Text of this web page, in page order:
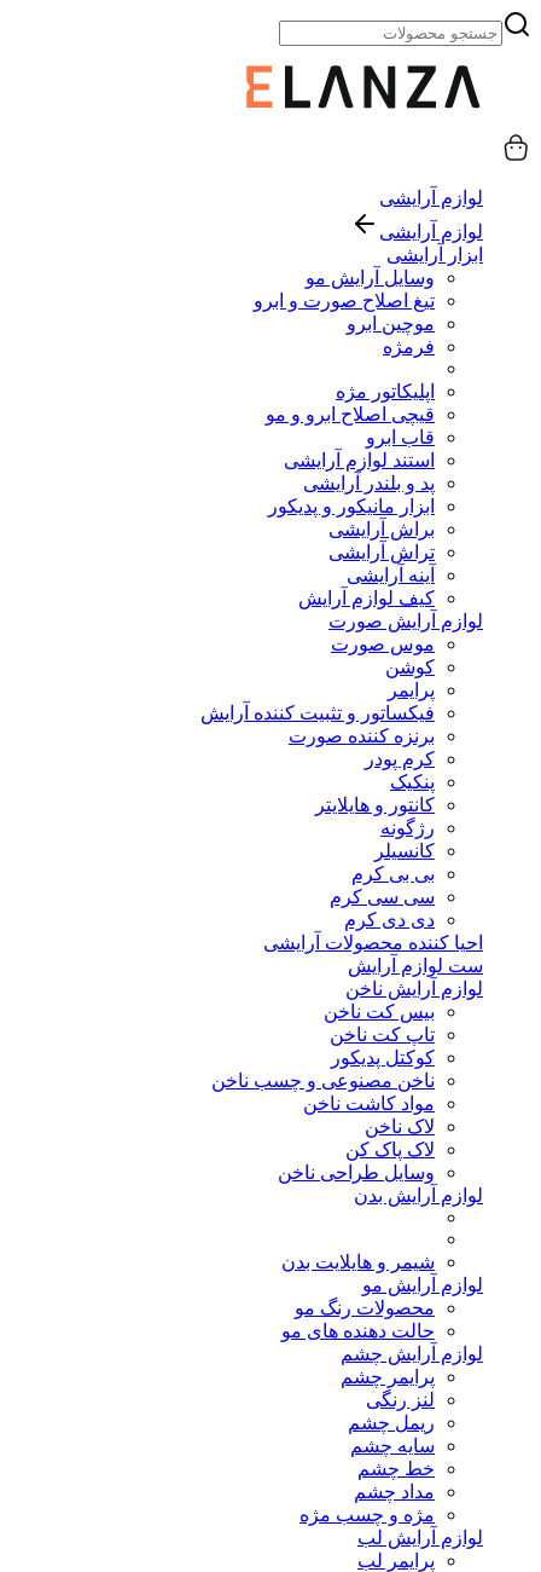
لوازم آرایشی
لوازم آرایشی
ابزار آرایشی
وسایل آرایش مو
تیغ اصلاح صورت و ابرو
موچین ابرو
فرمژه
اپلیکاتور مژه
قیچی اصلاح ابرو و مو
قاب ابرو
استند لوازم آرایشی
پد و بلندر آرایشی
ابزار مانیکور و پدیکور
براش آرایشی
تراش آرایشی
آینه آرایشی
کیف لوازم آرایش
لوازم آرایش صورت
موس صورت
کوشن
پرایمر
فیکساتور و تثبیت کننده آرایش
برنزه کننده صورت
کرم پودر
پنکیک
کانتور و هایلایتر
رژگونه
کانسیلر
بی بی کرم
سی سی کرم
دی دی کرم
احیا کننده محصولات آرایشی
ست لوازم آرایش
لوازم آرایش ناخن
بیس کت ناخن
تاپ کت ناخن
کوکتل پدیکور
ناخن مصنوعی و چسب ناخن
مواد کاشت ناخن
لاک ناخن
لاک پاک کن
وسایل طراحی ناخن
لوازم آرایش بدن
شیمر و هایلایت بدن
لوازم آرایش مو
محصولات رنگ مو
حالت دهنده های مو
لوازم آرایش چشم
پرایمر چشم
لنز رنگی
ریمل چشم
سایه چشم
خط چشم
مداد چشم
مژه و چسب مژه
لوازم آرایش لب
پرایمر لب